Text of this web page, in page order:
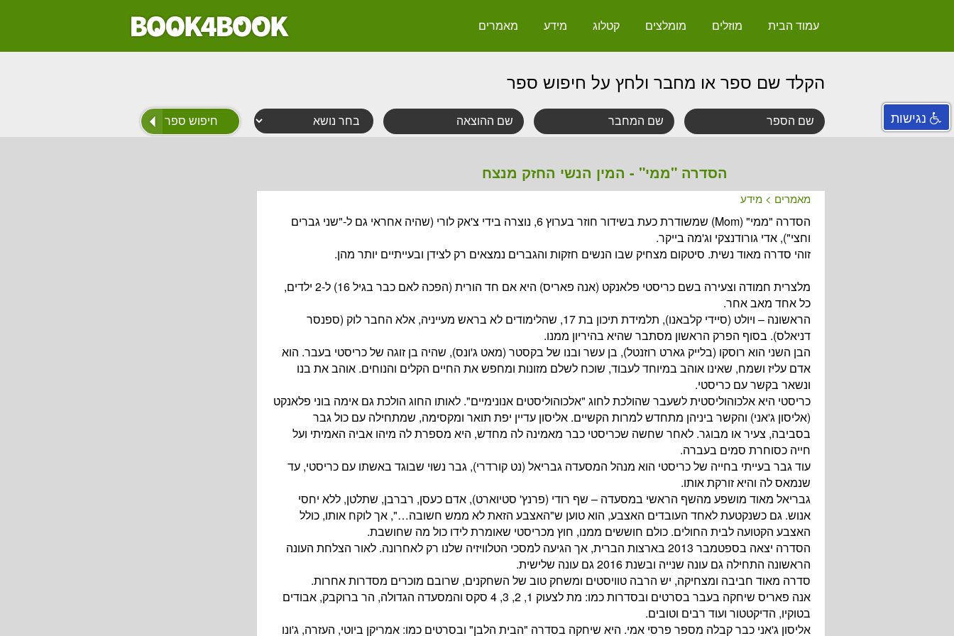
עמוד הבית מוזלים מומלצים קטלוג מידע מאמרים
הקלד שם ספר או מחבר ולחץ על חיפוש ספר
הסדרה "ממי" - המין הנשי החזק מנצח
מאמרים > מידע
הסדרה "ממי" (Mom) שמשודרת כעת בשידור חוזר בערוץ 6, נוצרה בידי צ'אק לורי (שהיה אחראי גם ל-"שני גברים
וחצי"), אדי גורודנצקי וג'מה בייקר.
זוהי סדרה מאוד נשית. סיטקום מצחיק שבו הנשים חזקות והגברים נמצאים רק לצידן ובעייתיים יותר מהן.
מלצרית חמודה וצעירה בשם כריסטי פלאנקט (אנה פאריס) היא אם חד הורית (הפכה לאם כבר בגיל 16) ל-2 ילדים,
כל אחד מאב אחר.
הראשונה – ויולט (סיידי קלבאנו), תלמידת תיכון בת 17, שהלימודים לא בראש מעייניה, אלא החבר לוק (ספנסר
דניאלס). בסוף הפרק הראשון מסתבר שהיא בהיריון ממנו.
הבן השני הוא רוסקו (בלייק גארט רוזנטל), בן עשר ובנו של בקסטר (מאט ג'ונס), שהיה בן זוגה של כריסטי בעבר. הוא
אדם עליז ושמח, שאינו אוהב במיוחד לעבוד, שוכח לשלם מזונות ומחפש את החיים הקלים והנוחים. אוהב את בנו
ונשאר בקשר עם כריסטי.
כריסטי היא אלכוהוליסטית לשעבר שהולכת לחוג "אלכוהוליסטים אנונימיים". לאותו החוג הולכת גם אימה בוני פלאנקט
(אליסון ג'אני) והקשר ביניהן מתחדש למרות הקשיים. אליסון עדיין יפת תואר ומקסימה, שמתחילה עם כול גבר
בסביבה, צעיר או מבוגר. לאחר שחשה שכריסטי כבר מאמינה לה מחדש, היא מספרת לה מיהו אביה האמיתי ועל
חייה כסוחרת סמים בעברה.
עוד גבר בעייתי בחייה של כריסטי הוא מנהל המסעדה גבריאל (נט קורדרי), גבר נשוי שבוגד באשתו עם כריסטי, עד
שנמאס לה והיא זורקת אותו.
גבריאל מאוד מושפע מהשף הראשי במסעדה – שף רודי (פרנץ' סטיוארט), אדם כעסן, רברבן, שתלטן, ללא יחסי
אנוש. גם כשנקטעת לאחד העובדים האצבע, הוא טוען ש"האצבע הזאת לא ממש חשובה…", אך לוקח אותו, כולל
האצבע הקטועה לבית החולים. כולם חוששים ממנו, חוץ מכריסטי שאומרת לידו כול מה שחושבת.
הסדרה יצאה בספטמבר 2013 בארצות הברית, אך הגיעה למסכי הטלוויזיה שלנו רק לאחרונה. לאור הצלחת העונה
הראשונה התחילה גם עונה שנייה ובשנת 2016 גם עונה שלישית.
סדרה מאוד חביבה ומצחיקה, יש הרבה טוויסטים ומשחק טוב של השחקנים, שרובם מוכרים מסדרות אחרות.
אנה פאריס שיחקה בעבר בסרטים ובסדרות כמו: מת לצעוק 1, 2, 3, 4 סקס והמסעדה הגדולה, הר ברוקבק, אבודים
בטוקיו, הדיקטטור ועוד רבים וטובים.
אליסון ג'אני כבר קבלה מספר פרסי אמי. היא שיחקה בסדרה "הבית הלבן" ובסרטים כמו: אמריקן ביוטי, העזרה, ג'ונו
נגישות